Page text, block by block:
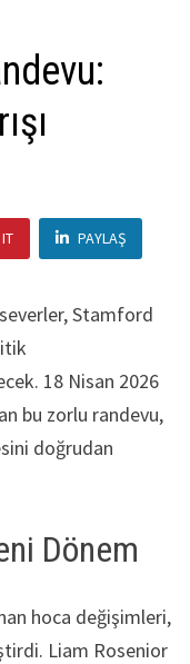
PAYLAŞ
Stamford
18 Nisan 2026
bu zorlu randevu,
doğrudan
Dönem
hoca değişimleri,
Liam Rosenior